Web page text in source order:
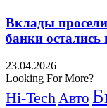
Вклады
банки остались
23.04.2026
Looking For More?
Hi-Tech Авто